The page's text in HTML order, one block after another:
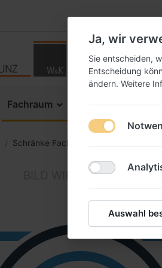
Fachraum Konferenzraum
Schränke Fachraum
Ja, wir
Sie entscheiden,
Entscheidung
ändern. Weitere
Auswahl